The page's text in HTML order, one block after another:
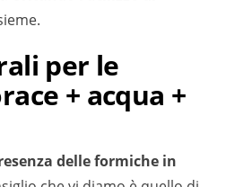
per le
+ acqua +
delle formiche in